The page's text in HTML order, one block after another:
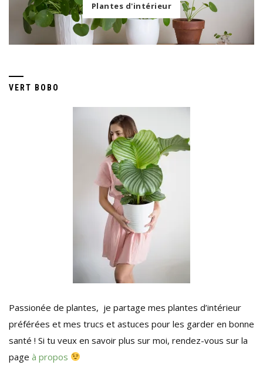
Plantes d'intérieur
VERT BOBO
Passionée de plantes, je partage mes plantes d’intérieur
préférées et mes trucs et astuces pour les garder en bonne
santé ! Si tu veux en savoir plus sur moi, rendez-vous sur la
page à propos